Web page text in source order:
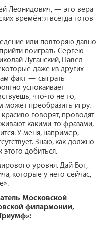
Леонидович, — это вера
времён: я всегда готов
или повторяю давно
поиграть Сергею
Луганский, Павел
даже из других
факт — сыграть
успокаивает
что-то не то,
преобразить игру.
говорят, проводят
какими-то фразами,
У меня, например,
Знаю, как должно
этого добиться.
уровня. Дай Бог,
которые у него сейчас,
Московской
филармонии,